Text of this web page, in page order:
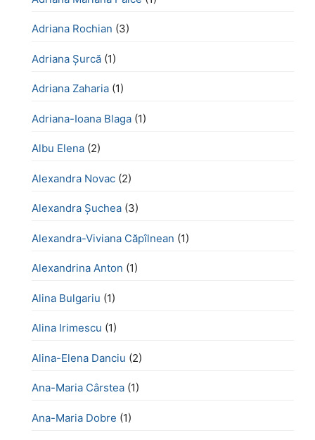
Adriana Rochian (3)
Adriana Șurcă (1)
Adriana Zaharia (1)
Adriana-Ioana Blaga (1)
Albu Elena (2)
Alexandra Novac (2)
Alexandra Șuchea (3)
Alexandra-Viviana Căpîlnean (1)
Alexandrina Anton (1)
Alina Bulgariu (1)
Alina Irimescu (1)
Alina-Elena Danciu (2)
Ana-Maria Cârstea (1)
Ana-Maria Dobre (1)